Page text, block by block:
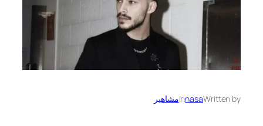
Written by
nasa
inمشاهير